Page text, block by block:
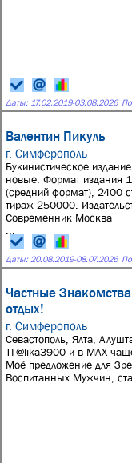
Даты: 17.02.2019-03.08.2026
Валентин Пикуль
г. Симферополь
Букинистическое
новые. Формат издания
(средний формат), 2400
тираж 250000.
Современник Москва
Даты: 20.08.2019-08.07.2026
Частные
отдых!
г. Симферополь
Севастополь, Ялта,
ТГ@lika3900 и в МАХ
Моё предложение для
Воспитанных Мужчин,